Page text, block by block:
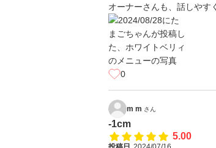
オーナーさんも、話しやす
0
m m さん
-1cm
5.00